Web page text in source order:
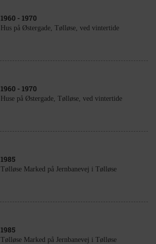
1960 - 1970
Hus på Østergade, Tølløse, ved vintertide
1960 - 1970
Huse på Østergade, Tølløse, ved vintertide
1985
Tølløse Marked på Jernbanevej i Tølløse
1985
Tølløse Marked på Jernbanevej i Tølløse